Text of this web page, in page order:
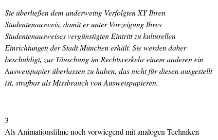
Sie überließen dem anderweitig Verfolgten XY Ihren
Studentenausweis, damit er unter Vorzeigung Ihres
Studentenausweises vergünstigten Eintritt zu kulturellen
Einrichtungen der Stadt München erhält. Sie werden daher
beschuldigt, zur Täuschung im Rechtsverkehr einem anderen ein
Ausweispapier überlassen zu haben, das nicht für diesen ausgestellt
ist, strafbar als Missbrauch von Ausweispapieren.
3
Als Animationsfilme noch vorwiegend mit analogen Techniken